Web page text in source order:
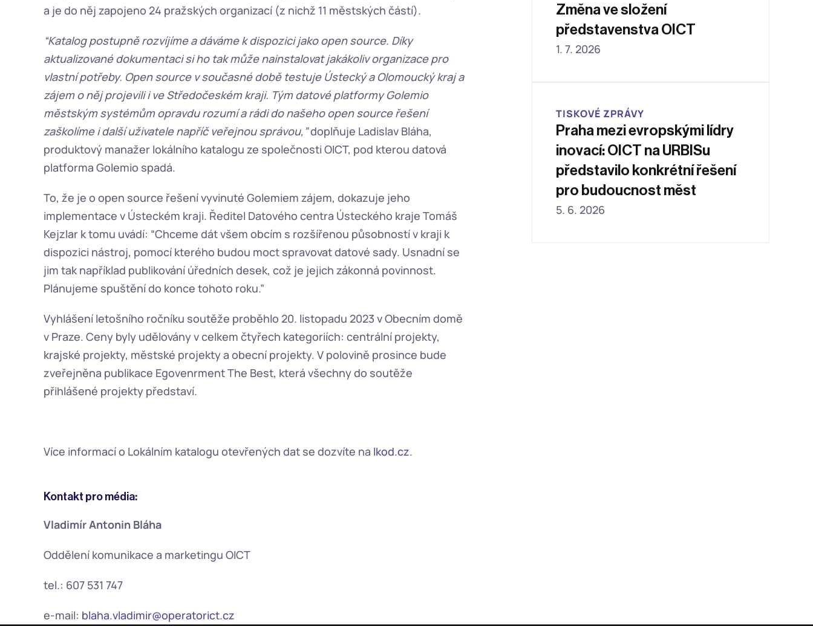
a je do něj zapojeno 24 pražských organizací (z nichž 11 městských částí).
“Katalog postupně rozvíjíme a dáváme k dispozici jako open source. Díky
aktualizované dokumentaci si ho tak může nainstalovat jakákoliv organizace pro
vlastní potřeby. Open source v současné době testuje Ústecký a Olomoucký kraj a
zájem o něj projevili i ve Středočeském kraji. Tým datové platformy Golemio
městským systémům opravdu rozumí a rádi do našeho open source řešení
zaškolíme i další uživatele napříč veřejnou správou,” doplňuje Ladislav Bláha,
produktový manažer lokálního katalogu ze společnosti OICT, pod kterou datová
platforma Golemio spadá.
To, že je o open source řešení vyvinuté Golemiem zájem, dokazuje jeho
implementace v Ústeckém kraji. Ředitel Datového centra Ústeckého kraje Tomáš
Kejzlar k tomu uvádí: “Chceme dát všem obcím s rozšířenou působností v kraji k
dispozici nástroj, pomocí kterého budou moct spravovat datové sady. Usnadní se
jim tak například publikování úředních desek, což je jejich zákonná povinnost.
Plánujeme spuštění do konce tohoto roku.”
Vyhlášení letošního ročníku soutěže proběhlo 20. listopadu 2023 v Obecním domě
v Praze. Ceny byly udělovány v celkem čtyřech kategoriích: centrální projekty,
krajské projekty, městské projekty a obecní projekty. V polovině prosince bude
zveřejněna publikace Egovenrment The Best, která všechny do soutěže
přihlášené projekty představí.
Více informací o Lokálním katalogu otevřených dat se dozvíte na lkod.cz.
Kontakt pro média:
Vladimír Antonin Bláha
Oddělení komunikace a marketingu OICT
tel.: 607 531 747
e-mail: blaha.vladimir@operatorict.cz
Změna ve složení
představenstva OICT
1. 7. 2026
TISKOVÉ ZPRÁVY
Praha mezi evropskými lídry
inovací: OICT na URBISu
představilo konkrétní řešení
pro budoucnost měst
5. 6. 2026